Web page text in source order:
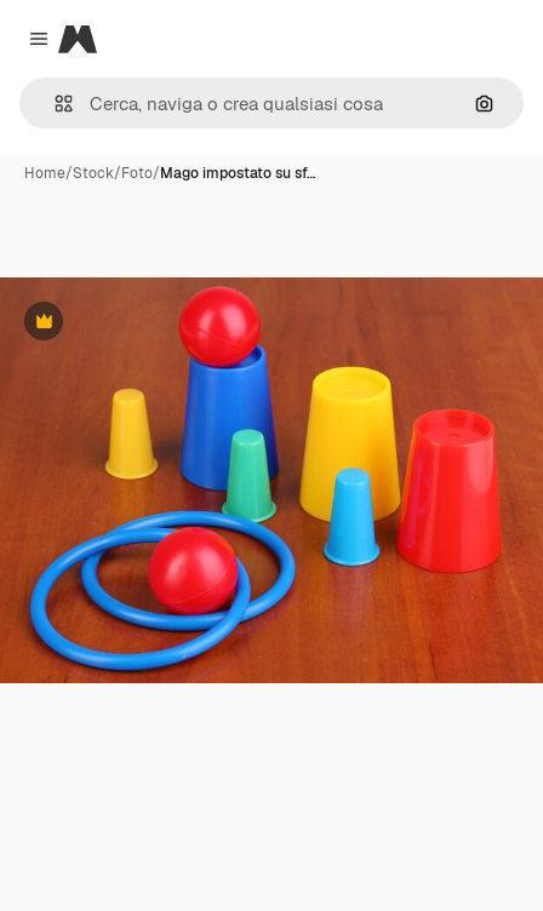
Close menu
Magnific
Cerca
Home/Stock/Foto/Mago impostato su sf…
Premium